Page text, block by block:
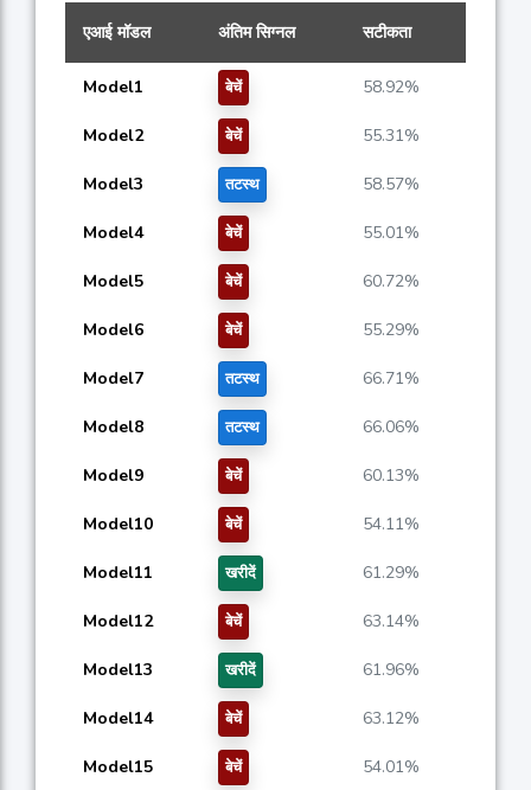
एआई मॉडल अंतिम सिग्नल सटीकता
Model1 बेचें 58.92%
Model2 बेचें 55.31%
Model3 तटस्थ 58.57%
Model4 बेचें 55.01%
Model5 बेचें 60.72%
Model6 बेचें 55.29%
Model7 तटस्थ 66.71%
Model8 तटस्थ 66.06%
Model9 बेचें 60.13%
Model10 बेचें 54.11%
Model11 खरीदें 61.29%
Model12 बेचें 63.14%
Model13 खरीदें 61.96%
Model14 बेचें 63.12%
Model15 बेचें 54.01%